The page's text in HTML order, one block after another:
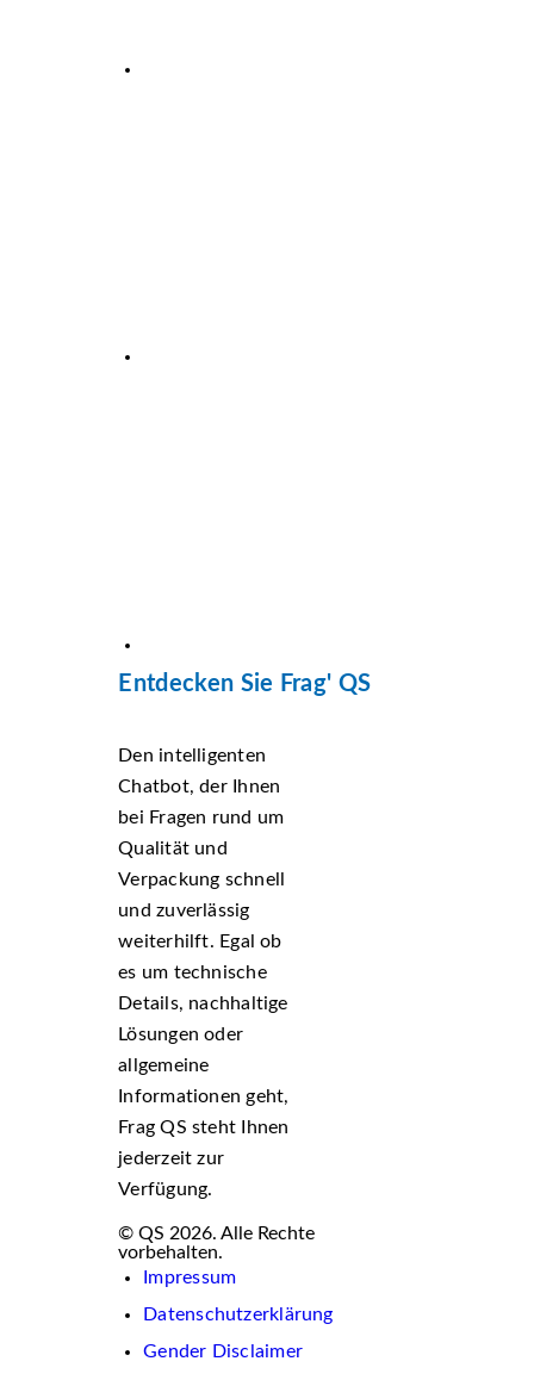
Entdecken Sie Frag' QS
Den intelligenten
Chatbot, der Ihnen
bei Fragen rund um
Qualität und
Verpackung schnell
und zuverlässig
weiterhilft. Egal ob
es um technische
Details, nachhaltige
Lösungen oder
allgemeine
Informationen geht,
Frag QS steht Ihnen
jederzeit zur
Verfügung.
© QS 2026. Alle Rechte
vorbehalten.
Impressum
Datenschutzerklärung
Gender Disclaimer